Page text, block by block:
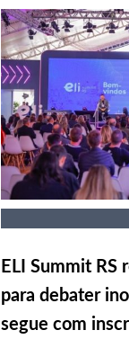
ELI Summit RS
para debater
segue com